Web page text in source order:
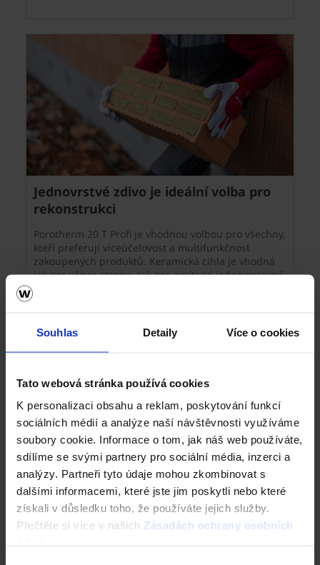
Souhlas Detaily Více o cookies
Tato webová stránka používá cookies
K personalizaci obsahu a reklam, poskytování funkcí
sociálních médií a analýze naší návštěvnosti využíváme
soubory cookie. Informace o tom, jak náš web používáte,
sdílíme se svými partnery pro sociální média, inzerci a
analýzy. Partneři tyto údaje mohou zkombinovat s
dalšími informacemi, které jste jim poskytli nebo které
získali v důsledku toho, že používáte jejich služby.
Přečtěte si více v našich Zásadách ochrany osobních
Jednovrstvé zdivo je ideální volba pro
rekonstrukci
Porotherm 20 T Profi je vhodnou volbou pro všechny,
kteří preferují víceúčelovost a multifunkčnost
zakoupených produktů. Keramická cihla je vhodná
jak pro věnec stropu, tak pro omítané jednovrstevné
Jak získat prostor a zároveň odhlučnit
stěny v domě?